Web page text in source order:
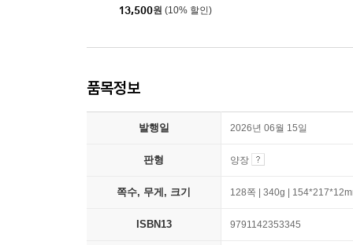
13,500원 (10% 할인)
품목정보
발행일 2026년 06월 15일
판형 양장
쪽수, 무게, 크기 128쪽 | 340g |
ISBN13 9791142353345